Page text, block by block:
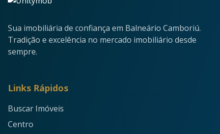
Sua imobiliária de confiança em Balneário Camboriú.
Tradição e excelência no mercado imobiliário desde
sempre.
Links Rápidos
Buscar Imóveis
Centro